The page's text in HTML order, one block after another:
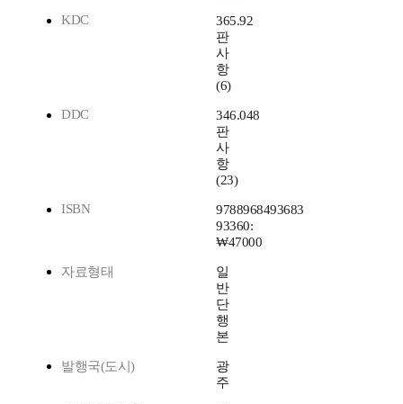
KDC
365.92
판
사
항
(6)
DDC
346.048
판
사
항
(23)
ISBN
9788968493683
93360:
₩47000
자료형태
일
반
단
행
본
발행국(도시)
광
주